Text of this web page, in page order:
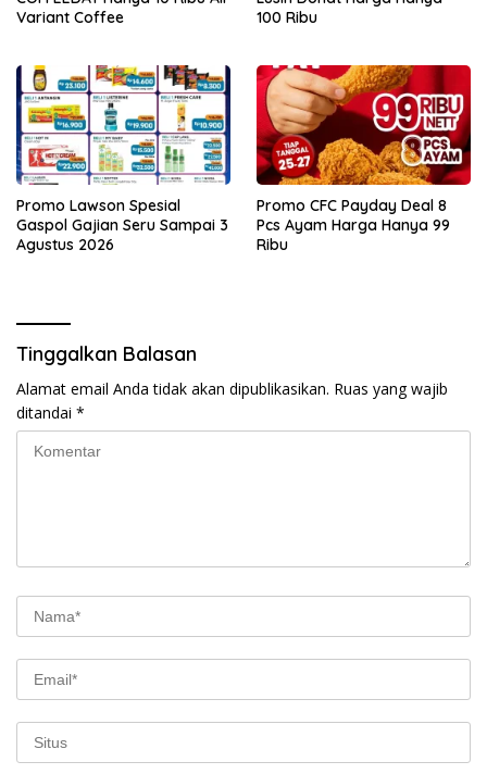
Variant Coffee
100 Ribu
Promo Lawson Spesial
Gaspol Gajian Seru Sampai 3
Agustus 2026
Promo CFC Payday Deal 8
Pcs Ayam Harga Hanya 99
Ribu
Tinggalkan Balasan
Alamat email Anda tidak akan dipublikasikan. Ruas yang wajib
ditandai *